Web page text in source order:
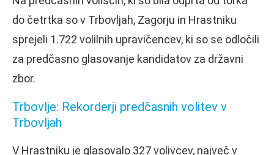
do četrtka so v Trbovljah, Zagorju in Hrastniku
sprejeli 1.722 volilnih upravičencev, ki so se odločili
za predčasno glasovanje kandidatov za državni
zbor.
Trbovlje: Rekorderji predčasnih volitev v
Trbovljah
V Hrastniku je glasovalo 327 volivcev, največ v